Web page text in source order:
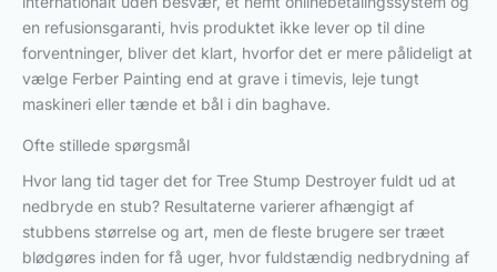
en refusionsgaranti, hvis produktet ikke lever op til dine
forventninger, bliver det klart, hvorfor det er mere pålideligt at
vælge Ferber Painting end at grave i timevis, leje tungt
maskineri eller tænde et bål i din baghave.
Ofte stillede spørgsmål
Hvor lang tid tager det for Tree Stump Destroyer fuldt ud at
nedbryde en stub? Resultaterne varierer afhængigt af
stubbens størrelse og art, men de fleste brugere ser træet
blødgøres inden for få uger, hvor fuldstændig nedbrydning af